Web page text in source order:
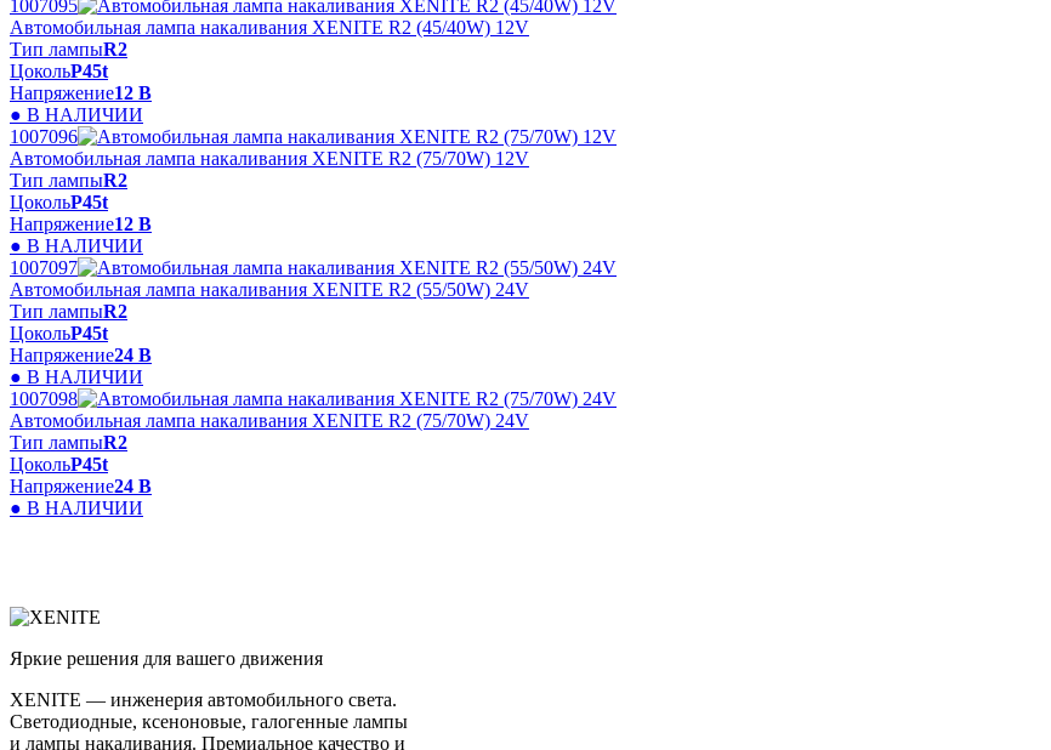
1007095
Автомобильная лампа накаливания XENITE R2 (45/40W) 12V
Тип лампыR2
ЦокольP45t
Напряжение12 В
● В НАЛИЧИИ
1007096
Автомобильная лампа накаливания XENITE R2 (75/70W) 12V
Тип лампыR2
ЦокольP45t
Напряжение12 В
● В НАЛИЧИИ
1007097
Автомобильная лампа накаливания XENITE R2 (55/50W) 24V
Тип лампыR2
ЦокольP45t
Напряжение24 В
● В НАЛИЧИИ
1007098
Автомобильная лампа накаливания XENITE R2 (75/70W) 24V
Тип лампыR2
ЦокольP45t
Напряжение24 В
● В НАЛИЧИИ
Яркие решения для вашего движения
XENITE — инженерия автомобильного света.
Светодиодные, ксеноновые, галогенные лампы
и лампы накаливания. Премиальное качество и